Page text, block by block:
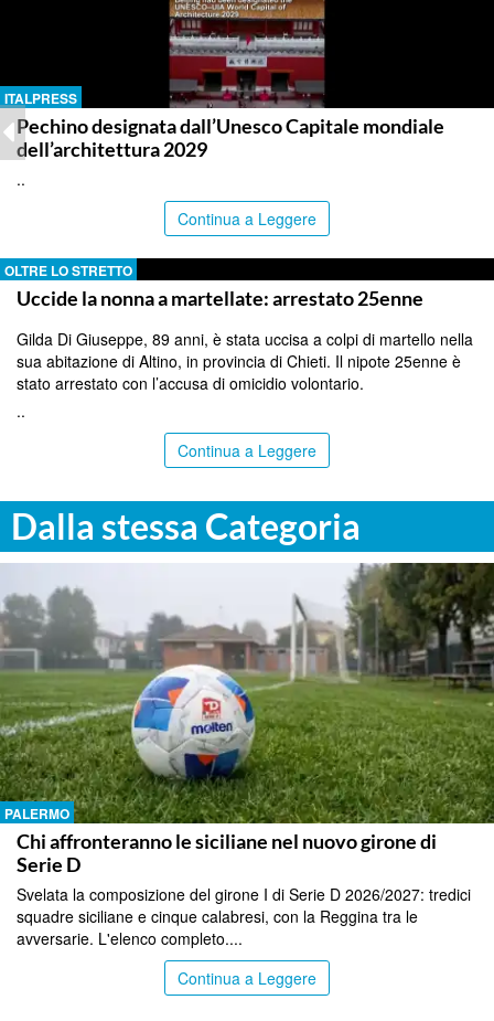
ITALPRESS
Pechino designata dall’Unesco Capitale mondiale
dell’architettura 2029
..
Continua a Leggere
OLTRE LO STRETTO
Uccide la nonna a martellate: arrestato 25enne
Gilda Di Giuseppe, 89 anni, è stata uccisa a colpi di martello nella
sua abitazione di Altino, in provincia di Chieti. Il nipote 25enne è
stato arrestato con l’accusa di omicidio volontario.
..
Continua a Leggere
Dalla stessa Categoria
PALERMO
Chi affronteranno le siciliane nel nuovo girone di
Serie D
Svelata la composizione del girone I di Serie D 2026/2027: tredici
squadre siciliane e cinque calabresi, con la Reggina tra le
avversarie. L'elenco completo....
Continua a Leggere